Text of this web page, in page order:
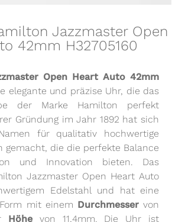
Jazzmaster Open
42mm H32705160
Open Heart Auto 42mm
elegante und präzise Uhr, die das
der Marke Hamilton perfekt
Gründung im Jahr 1892 hat sich
für qualitativ hochwertige
gemacht, die die perfekte Balance
und Innovation bieten. Das
Jazzmaster Open Heart Auto
Edelstahl und hat eine
mit einem Durchmesser von
Höhe von 11,4mm. Die Uhr ist